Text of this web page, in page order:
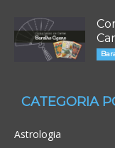
CATEGORIA
Astrologia